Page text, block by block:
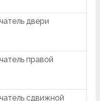
двери
правой
сдвижной